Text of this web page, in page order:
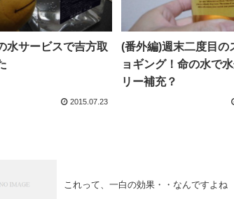
水サービスで吉方取
2015.07.23
(番外編)週末二度目の
ョギング！命の水で
リー補充？
これって、一白の効果・・なんですよね